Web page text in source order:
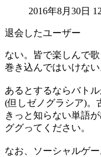
2016年8月30日
退会したユーザー
ない。皆で楽しんで
巻き込んではいけない
あるとするならバト
(但しゼノグラシア)。
きっと知らない単語
ググってください。
なお、ソーシャルゲ